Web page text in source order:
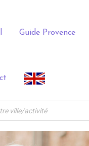
Guide Provence